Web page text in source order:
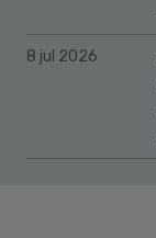
8 jul 2026